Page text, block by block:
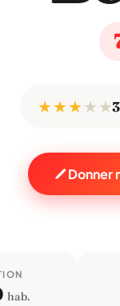
★ ★ ★★ ★
Donner
hab.